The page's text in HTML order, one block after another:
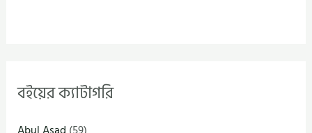
বইয়ের ক্যাটাগরি